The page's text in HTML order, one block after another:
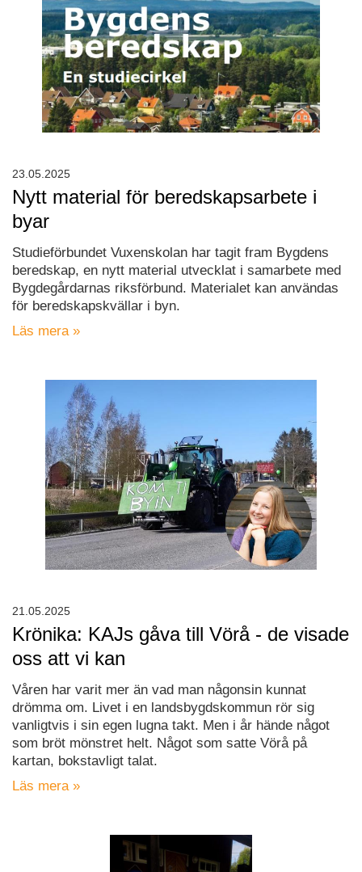
Nytt material för beredskapsarbete i
byar
Studieförbundet Vuxenskolan har tagit fram Bygdens
beredskap, en nytt material utvecklat i samarbete med
Bygdegårdarnas riksförbund. Materialet kan användas
för beredskapskvällar i byn.
Läs mera »
23.05.2025
Krönika: KAJs gåva till Vörå - de visade
oss att vi kan
Våren har varit mer än vad man någonsin kunnat
drömma om. Livet i en landsbygdskommun rör sig
vanligtvis i sin egen lugna takt. Men i år hände något
som bröt mönstret helt. Något som satte Vörå på
kartan, bokstavligt talat.
Läs mera »
21.05.2025